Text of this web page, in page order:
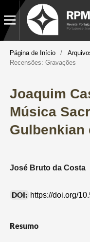
Página de Início /
Recensões: Gravações
Joaquim
Música
Gulbenkian
José Bruto da Costa
DOI: https://doi.org/
Resumo